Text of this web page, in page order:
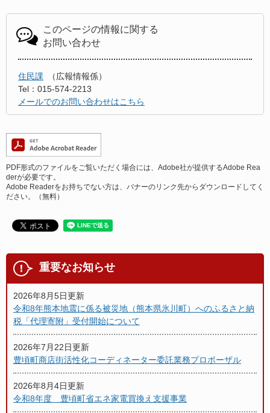
このページの情報に関する
お問い合わせ
住民課
広報情報係
Tel：015-574-2213
メールでのお問い合わせはこちら
PDF形式のファイルをご覧いただく場合には、Adobe社が提供するAdobe Rea
derが必要です。
Adobe Readerをお持ちでない方は、バナーのリンク先からダウンロードしてく
ださい。（無料）
重要なお知らせ
2026年8月5日更新
令和8年熊本地震に係る被災地（熊本県氷川町）へのふるさと納
税「代理寄附」受付開始について
2026年7月22日更新
豊頃町商店街活性化コーディネーター委託業務プロポーザル
2026年8月4日更新
令和8年度 豊頃町省エネ家電買換え支援事業